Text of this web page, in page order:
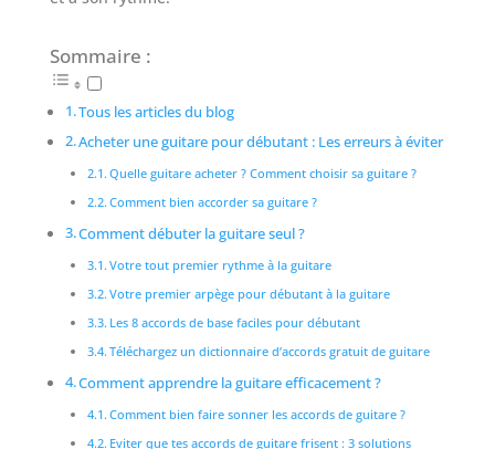
Sommaire :
Tous les articles du blog
Acheter une guitare pour débutant : Les erreurs à éviter
Quelle guitare acheter ? Comment choisir sa guitare ?
Comment bien accorder sa guitare ?
Comment débuter la guitare seul ?
Votre tout premier rythme à la guitare
Votre premier arpège pour débutant à la guitare
Les 8 accords de base faciles pour débutant
Téléchargez un dictionnaire d’accords gratuit de guitare
Comment apprendre la guitare efficacement ?
Comment bien faire sonner les accords de guitare ?
Eviter que tes accords de guitare frisent : 3 solutions